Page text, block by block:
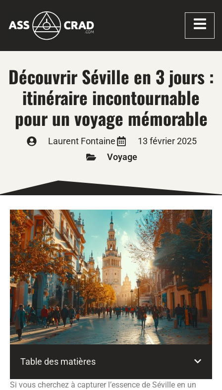
Découvrir Séville en 3 jours :
itinéraire incontournable
pour un voyage mémorable
Laurent Fontaine
13 février 2025
Voyage
Table des matières
Si vous cherchez à capturer l’essence de Séville en un